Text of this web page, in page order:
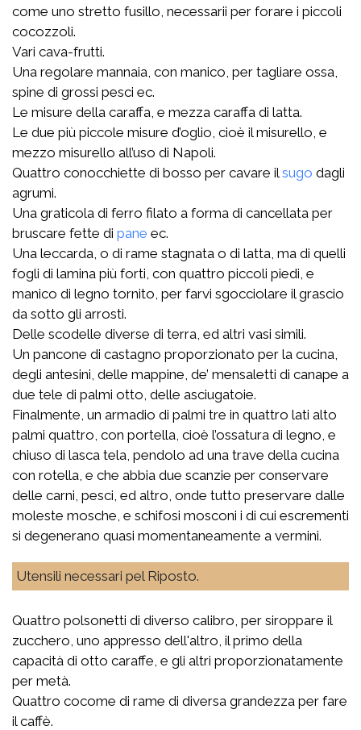
come uno stretto fusillo, necessarii per forare i piccoli
cocozzoli.
Vari cava-frutti.
Una regolare mannaia, con manico, per tagliare ossa,
spine di grossi pesci ec.
Le misure della caraffa, e mezza caraffa di latta.
Le due più piccole misure d’oglio, cioè il misurello, e
mezzo misurello all’uso di Napoli.
Quattro conocchiette di bosso per cavare ilsugo dagli
agrumi.
Una graticola di ferro filato a forma di cancellata per
bruscare fette di pane ec.
Una leccarda, o di rame stagnata o di latta, ma di quelli
fogli di lamina più forti, con quattro piccoli piedi, e
manico di legno tornito, per farvi sgocciolare il grascio
da sotto gli arrosti.
Delle scodelle diverse di terra, ed altri vasi simili.
Un pancone di castagno proporzionato per la cucina,
degli antesini, delle mappine, de’ mensaletti di canape a
due tele di palmi otto, delle asciugatoie.
Finalmente, un armadio di palmi tre in quattro lati alto
palmi quattro, con portella, cioè l’ossatura di legno, e
chiuso di lasca tela, pendolo ad una trave della cucina
con rotella, e che abbia due scanzie per conservare
delle carni, pesci, ed altro, onde tutto preservare dalle
moleste mosche, e schifosi mosconi i di cui escrementi
si degenerano quasi momentaneamente a vermini.
Utensili necessari pel Riposto.
Quattro polsonetti di diverso calibro, per siroppare il
zucchero, uno appresso dell'altro, il primo della
capacità di otto caraffe, e gli altri proporzionatamente
per metà.
Quattro cocome di rame di diversa grandezza per fare
il caffè.